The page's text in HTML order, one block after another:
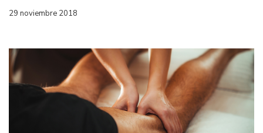
29 noviembre 2018